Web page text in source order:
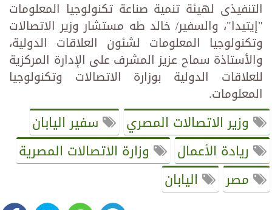
التنفيذى لهيئة تنمية صناعة تكنولوجيا المعلومات
"إيتيدا"، والسفير/ خالد طه مستشار وزير الاتصالات
وتكنولوجيا المعلومات لشئون العلاقات الدولية،
والأستاذة سماح عزيز المشرف على الإدارة المركزية
للعلاقات الدولية بوزارة الاتصالات وتكنولوجيا
المعلومات.
وزير الاتصالات المصري
سفير اليابان
ريادة الأعمال
وزارة الاتصالات المصرية
مصر
اليابان